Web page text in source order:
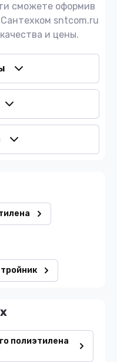
сможете оформив
sntcom.ru
и цены.
тройник
полиэтилена